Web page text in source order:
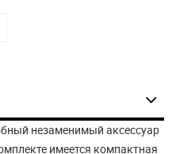
незаменимый аксессуар
имеется компактная